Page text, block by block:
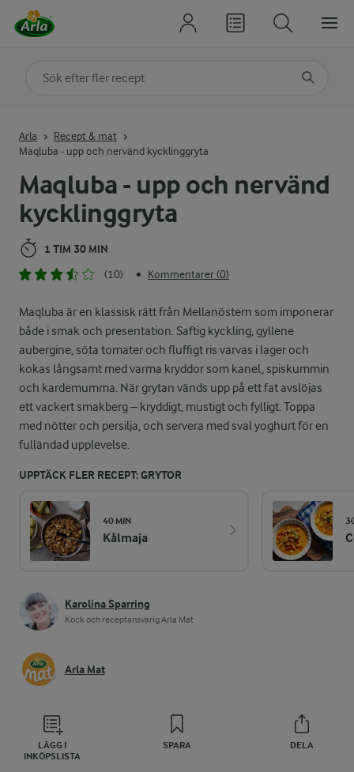
Maqluba - upp och nervänd
kycklinggryta
1 TIM 30 MIN
(10) • Kommentarer (0)
Maqluba är en klassisk rätt från Mellanöstern som imponerar
både i smak och presentation. Saftig kyckling, gyllene
aubergine, söta tomater och fluffigt ris varvas i lager och
kokas långsamt med varma kryddor som kanel, spiskummin
och kardemumma. När grytan vänds upp på ett fat avslöjas
ett vackert smakberg – kryddigt, mustigt och fylligt. Toppa
med nötter och persilja, och servera med sval yoghurt för en
fulländad upplevelse.
UPPTÄCK FLER RECEPT: GRYTOR
40 MIN
Kålmaja
Karolina Sparring
Kock och receptansvarig Arla Mat
Arla Mat
LÄGG I
INKÖPSLISTA
SPARA DELA
Arla
Recept & mat
Maqluba - upp och nervänd kycklinggryta
Sök på kategori eller ingrediens